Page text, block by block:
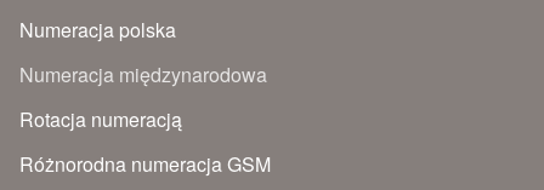
Numeracja polska
Numeracja międzynarodowa
Rotacja numeracją
Różnorodna numeracja GSM